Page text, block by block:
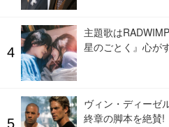
主題歌は
星のごとく』心が
ヴィン・ディーゼ
終章の脚本を絶賛!